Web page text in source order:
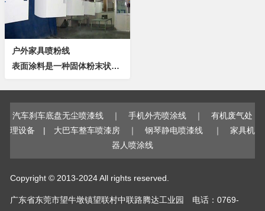
户外家具喷粉线
表面涂料是一种固体粉末状涂料。由树脂及其它天然助剂混合而成，不含任何有机溶剂、重金属及其他有害物质。健康环保的表面喷涂工艺，安全的物料，使得在喷涂过程以及使用过程中不会有挥发性气体及有毒有害气体的释放，一次性喷涂及无缝特性进一步锁住了中纤板...
汽车刹车底盘无尘喷漆线 ｜ 手机外壳喷涂线 ｜ 有机废气处
理设备 | 大巴车整车喷漆房 ｜ 钢琴静电喷漆线 ｜ 家具机
器人喷涂线
Copyright © 2013-2024 All rights reserved.
广东省东莞市望牛墩镇望联村中联路腾达工业园 电话：0769-